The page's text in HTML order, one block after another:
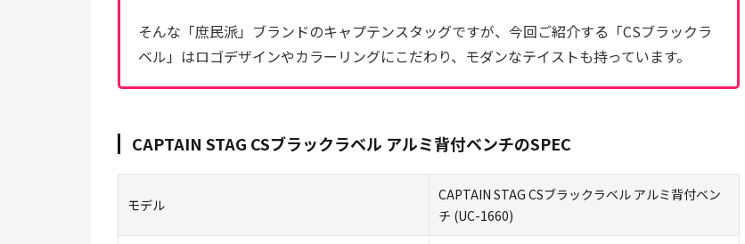
そんな「庶民派」ブランドのキャプテンスタッグですが、今回ご紹介する「CSブラックラ
ベル」はロゴデザインやカラーリングにこだわり、モダンなテイストも持っています。
CAPTAIN STAG CSブラックラベル アルミ背付ベンチのSPEC
モデル
CAPTAIN STAG CSブラックラベル アルミ背付ベン
チ (UC-1660)